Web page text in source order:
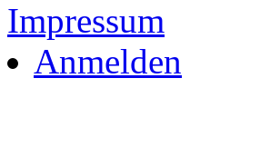
Impressum
Anmelden